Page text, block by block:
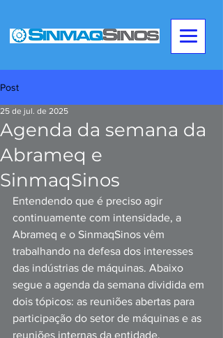
Post
Agenda da semana da
Abrameq e
SinmaqSinos
25 de jul. de 2025
Entendendo que é preciso agir
continuamente com intensidade, a
Abrameq e o SinmaqSinos vêm
trabalhando na defesa dos interesses
das indústrias de máquinas. Abaixo
segue a agenda da semana dividida em
dois tópicos: as reuniões abertas para
participação do setor de máquinas e as
reuniões internas da entidade,